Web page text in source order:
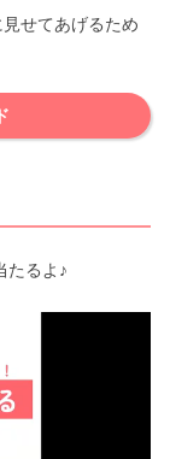
せてあげるため
たるよ♪